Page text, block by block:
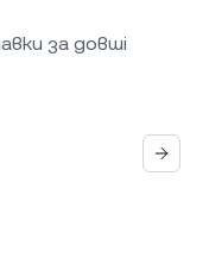
за довші